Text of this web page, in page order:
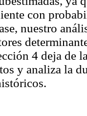
con
nuestro
4 deja de
y analiza la